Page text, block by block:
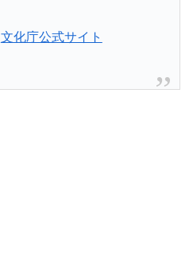
文化庁公式サイト